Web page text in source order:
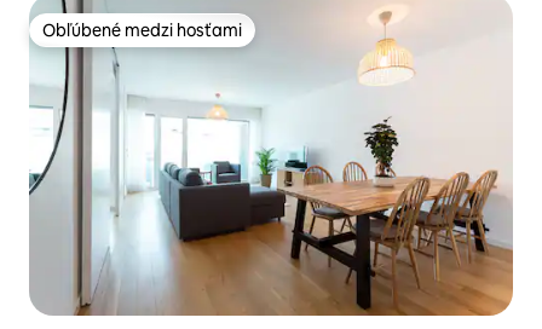
Obľúbené medzi hosťami
Obľúbené medzi hosťami